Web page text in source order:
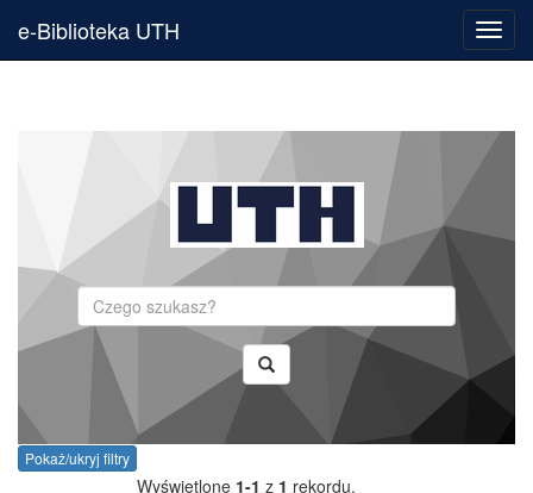
e-Biblioteka UTH
Pokaż/ukryj filtry
Wyświetlone 1-1 z 1 rekordu.